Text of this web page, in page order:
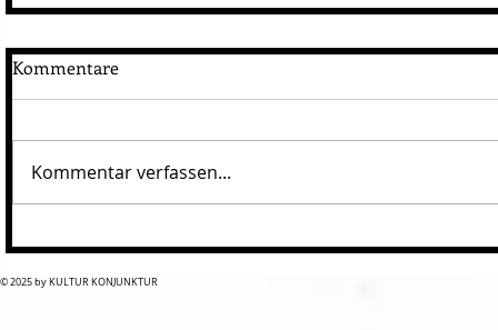
Kommentare
Kommentar verfassen...
© 2025 by KULTUR KONJUNKTUR